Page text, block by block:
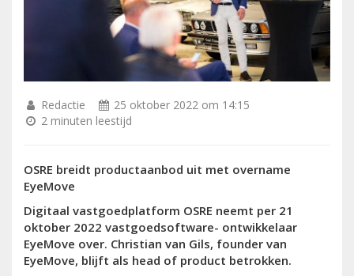
Redactie
25 oktober 2022 om 14:15
2 minuten leestijd
OSRE breidt productaanbod uit met overname
EyeMove
Digitaal vastgoedplatform OSRE neemt per 21
oktober 2022 vastgoedsoftware- ontwikkelaar
EyeMove over. Christian van Gils, founder van
EyeMove, blijft als head of product betrokken.